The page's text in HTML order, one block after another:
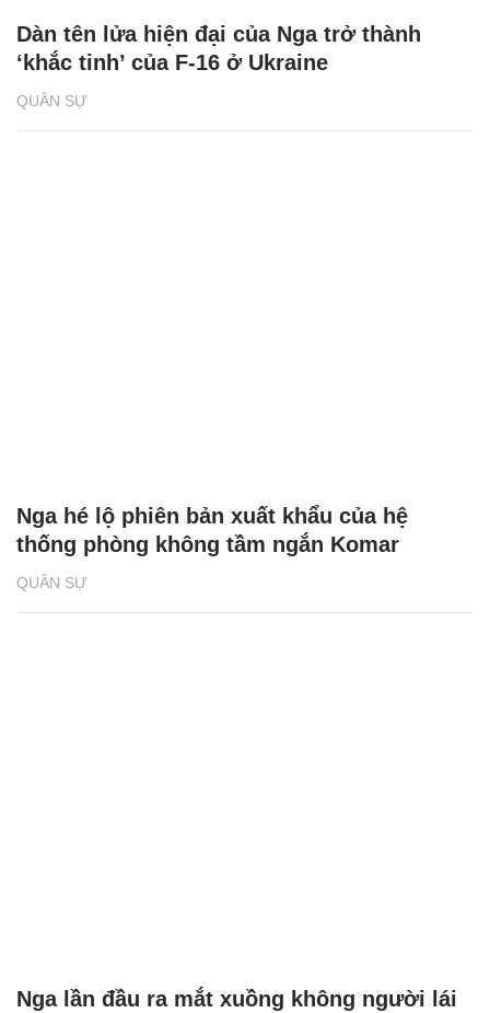
QUÂN SỰ
Dàn tên lửa hiện đại của Nga trở thành
‘khắc tinh’ của F-16 ở Ukraine
QUÂN SỰ
Nga hé lộ phiên bản xuất khẩu của hệ
thống phòng không tầm ngắn Komar
Nga lần đầu ra mắt xuồng không người lái